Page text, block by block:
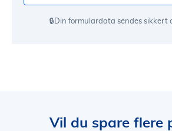
🔒Din formulardata sendes sikkert
Vil du spare flere